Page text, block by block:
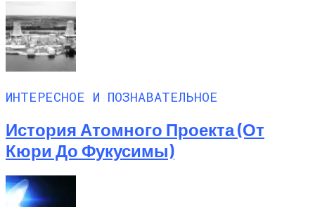
ИНТЕРЕСНОЕ И ПОЗНАВАТЕЛЬНОЕ
История Атомного Проекта (от
Кюри До Фукусимы)